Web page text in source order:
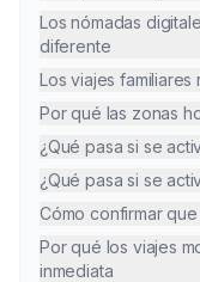
Los nómadas
diferente
Los viajes
Por qué las zonas
¿Qué pasa si se
¿Qué pasa si se
Cómo confirmar
Por qué los viajes
inmediata